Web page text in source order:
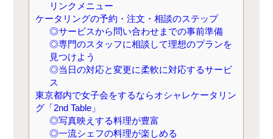
リンクメニュー
ケータリングの予約・注文・相談のステップ
◎サービスから問い合わせまでの事前準備
◎専門のスタッフに相談して理想のプランを
見つけよう
◎当日の対応と変更に柔軟に対応するサービ
ス
東京都内で女子会をするならオシャレケータリン
グ「2nd Table」
◎写真映えする料理が豊富
◎一流シェフの料理が楽しめる